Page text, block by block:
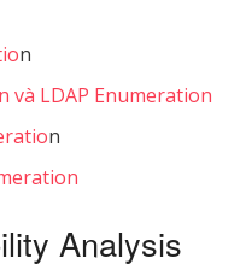
n
và LDAP Enumeration
n
Analysis